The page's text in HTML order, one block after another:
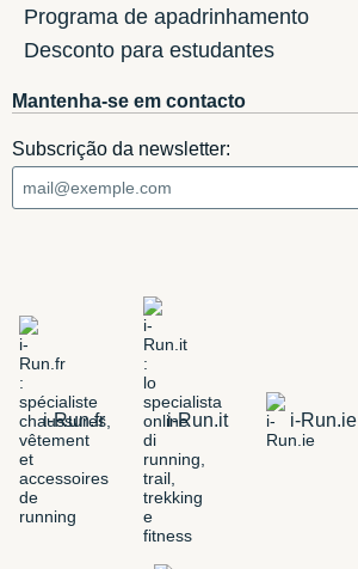
Programa de apadrinhamento
Desconto para estudantes
Mantenha-se em contacto
Subscrição da newsletter:
i-Run.fr i-Run.it i-Run.ie